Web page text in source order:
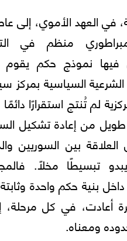
في العهد الأموي، إلى
منظم في
فيها نموذج حكم
الشرعية السياسية بمركز
لم تُنتج استقرارًا دائمًا
من إعادة تشكيل
العلاقة بين السوريين
تبسيطًا مخلًا.
بنية حكم واحدة
أعادت، في كل مرحلة،
ومعناه.